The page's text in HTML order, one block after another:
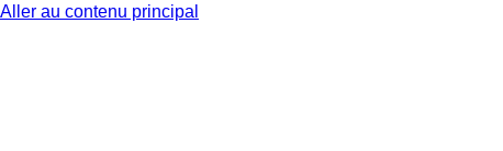
Aller au contenu principal